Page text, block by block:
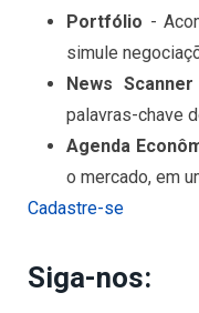
Portfólio -
simule
News Scanner
palavras-chave
Agenda
o mercado, em
Cadastre-se
Siga-nos: